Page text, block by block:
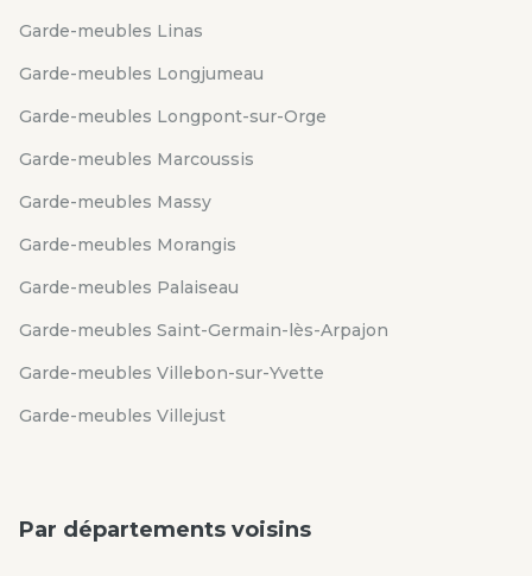
Garde-meubles Linas
Garde-meubles Longjumeau
Garde-meubles Longpont-sur-Orge
Garde-meubles Marcoussis
Garde-meubles Massy
Garde-meubles Morangis
Garde-meubles Palaiseau
Garde-meubles Saint-Germain-lès-Arpajon
Garde-meubles Villebon-sur-Yvette
Garde-meubles Villejust
Par départements voisins